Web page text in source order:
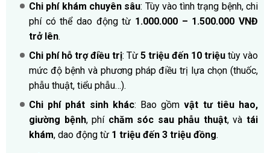
Chi phí khám chuyên sâu: Tùy vào tình trạng bệnh, chi
phí có thể dao động từ 1.000.000 – 1.500.000 VNĐ
trở lên.
Chi phí hỗ trợ điều trị: Từ 5 triệu đến 10 triệu tùy vào
mức độ bệnh và phương pháp điều trị lựa chọn (thuốc,
phẫu thuật, tiểu phẫu…).
Chi phí phát sinh khác: Bao gồmvật tư tiêu hao,
giường bệnh, phí chăm sóc sau phẫu thuật, vàtái
khám, dao động từ 1 triệu đến 3 triệu đồng.